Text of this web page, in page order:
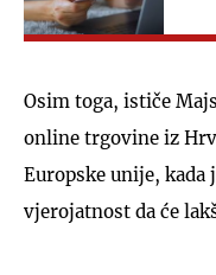
Osim toga, ističe
online trgovine iz
Europske unije, kada
vjerojatnost da će